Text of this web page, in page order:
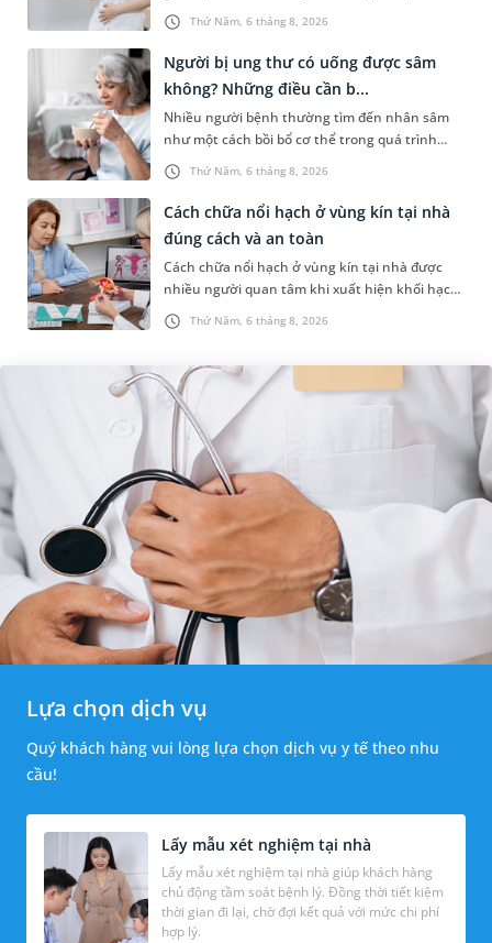
Thứ Năm, 6 tháng 8, 2026
đường tiết niệu hơn nam giới. Tùy theo nguyên
nhân, mức độ nhiễm trùng và...
Thứ Năm, 6 tháng 8, 2026
Người bị ung thư có uống được sâm
không? Những điều cần b...
Nhiều người bệnh thường tìm đến nhân sâm
như một cách bồi bổ cơ thể trong quá trình
điều trị ung thư. Tuy nhiên, câu hỏi người bị
ung thư có uống được sâm kh...
Thứ Năm, 6 tháng 8, 2026
Cách chữa nổi hạch ở vùng kín tại nhà
đúng cách và an toàn
Cách chữa nổi hạch ở vùng kín tại nhà được
nhiều người quan tâm khi xuất hiện khối hạch
nhỏ ở vùng bẹn hoặc cơ quan sinh dục. Nếu
hạch mới xuất hiện, kích th...
Lựa chọn dịch vụ
Quý khách hàng vui lòng lựa chọn dịch vụ y tế theo nhu
cầu!
Lấy mẫu xét nghiệm tại nhà
Lấy mẫu xét nghiệm tại nhà giúp khách hàng
chủ động tầm soát bệnh lý. Đồng thời tiết kiệm
thời gian đi lại, chờ đợi kết quả với mức chi phí
hợp lý.